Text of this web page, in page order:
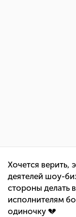
Хочется верить,
деятелей шоу-
стороны делать
исполнителям
одиночку 💔